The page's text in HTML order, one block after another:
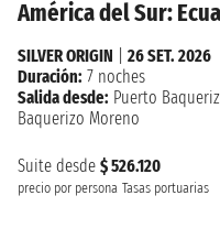
América del Sur:
Suite desde $ 526.120
precio por persona Tasas portuarias
SILVER ORIGIN
26 SET. 2026
Duración: 7 noches
Salida desde: Puerto
Baquerizo Moreno